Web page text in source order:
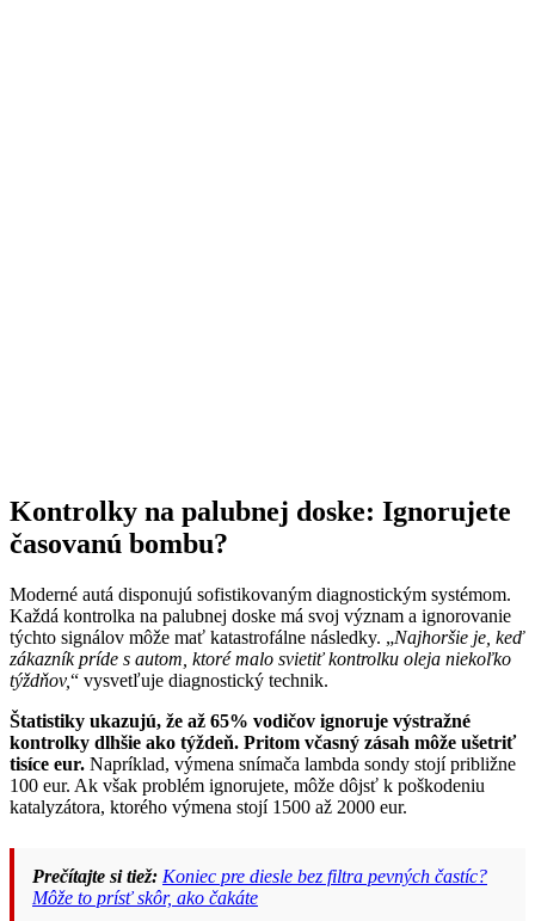
Kontrolky na palubnej doske: Ignorujete
časovanú bombu?
Moderné autá disponujú sofistikovaným diagnostickým systémom.
Každá kontrolka na palubnej doske má svoj význam a ignorovanie
týchto signálov môže mať katastrofálne následky. „Najhoršie je, keď
zákazník príde s autom, ktoré malo svietiť kontrolku oleja niekoľko
týždňov,“ vysvetľuje diagnostický technik.
Štatistiky ukazujú, že až 65% vodičov ignoruje výstražné
kontrolky dlhšie ako týždeň. Pritom včasný zásah môže ušetriť
tisíce eur. Napríklad, výmena snímača lambda sondy stojí približne
100 eur. Ak však problém ignorujete, môže dôjsť k poškodeniu
katalyzátora, ktorého výmena stojí 1500 až 2000 eur.
Prečítajte si tiež: Koniec pre diesle bez filtra pevných častíc?
Môže to prísť skôr, ako čakáte